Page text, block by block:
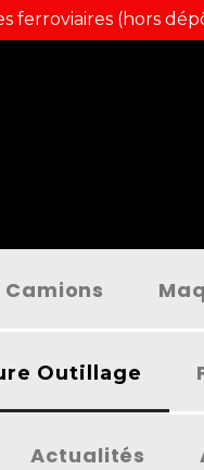
ferroviaires (hors
Outillage
Actualités